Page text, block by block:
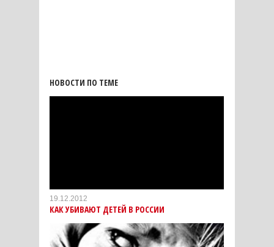
НОВОСТИ ПО ТЕМЕ
19.12.2012
КАК УБИВАЮТ ДЕТЕЙ В РОССИИ